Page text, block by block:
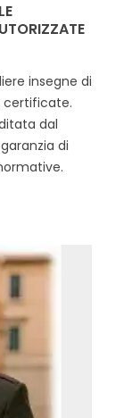
insegne di
certificate.
dal
di